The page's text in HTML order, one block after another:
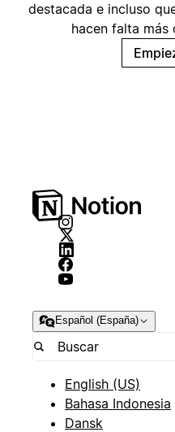
destacada e incluso
hacen falta más
Español (España)
English (US)
Bahasa Indonesia
Dansk